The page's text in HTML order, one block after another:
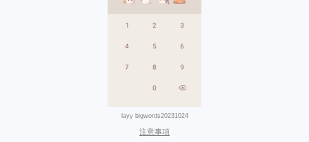
layy bigwords20231024
注意事項